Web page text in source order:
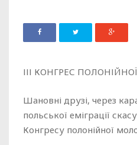
ІІІ КОНГРЕС
Шановні друзі, через
польської еміграції
Конгресу полонійної